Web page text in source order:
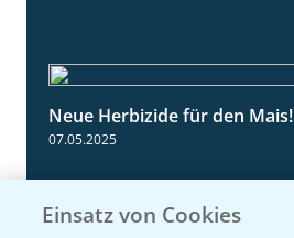
Neue Herbizide für den Mais!
07.05.2025
Einsatz von Cookies